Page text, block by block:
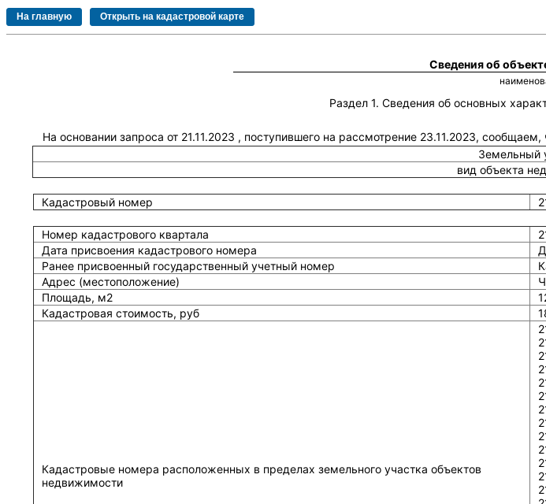
Сведения об
Раздел 1. Сведения об основных
На основании запроса от 21.11.2023 , поступившего на рассмотрение 23.11.2023,
Земельный
вид объекта
Кадастровый номер
Номер кадастрового квартала
Дата присвоения кадастрового номера
Ранее присвоенный государственный учетный номер
Адрес (местоположение)
Площадь, м2
Кадастровая стоимость, руб
Кадастровые номера расположенных в пределах земельного участка объектов
недвижимости